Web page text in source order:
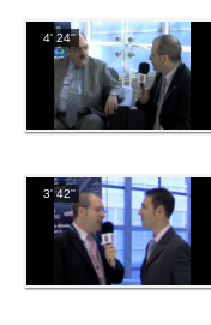
4' 24''
3' 42''